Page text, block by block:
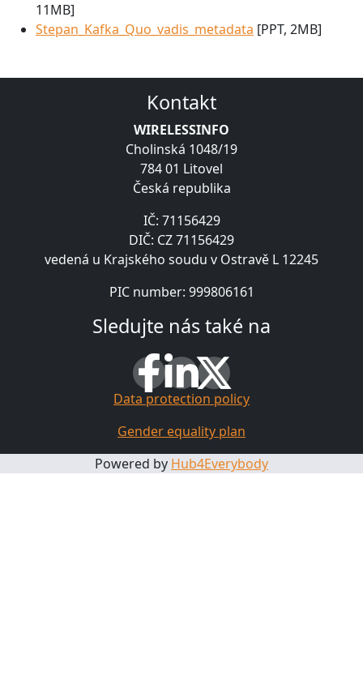
11MB]
Stepan_Kafka_Quo_vadis_metadata [PPT, 2MB]
Kontakt
WIRELESSINFO
Cholinská 1048/19
784 01 Litovel
Česká republika
IČ: 71156429
DIČ: CZ 71156429
vedená u Krajského soudu v Ostravě L 12245
PIC number: 999806161
Sledujte nás také na
Data protection policy
Gender equality plan
Powered by Hub4Everybody